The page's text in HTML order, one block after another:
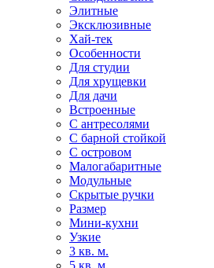
Элитные
Эксклюзивные
Хай-тек
Особенности
Для студии
Для хрущевки
Для дачи
Встроенные
С антресолями
С барной стойкой
С островом
Малогабаритные
Модульные
Скрытые ручки
Размер
Мини-кухни
Узкие
3 кв. м.
5 кв. м.